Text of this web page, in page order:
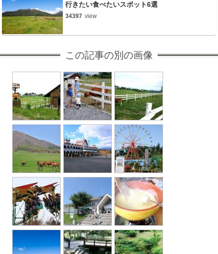
行きたい食べたいスポット6選
34397 view
この記事の別の画像